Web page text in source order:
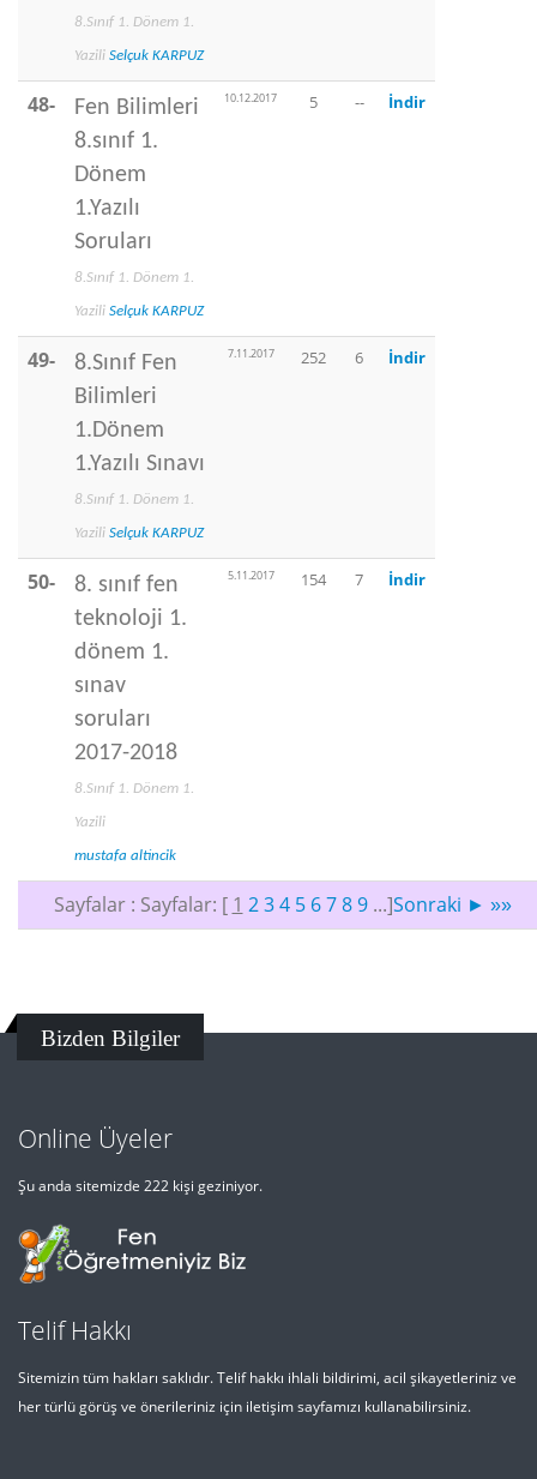
8.Sınıf 1. Dönem 1.
Yazili Selçuk KARPUZ
48-
Fen Bilimleri
8.sınıf 1.
Dönem
1.Yazılı
Soruları
8.Sınıf 1. Dönem 1.
Yazili Selçuk KARPUZ
10.12.2017 5 -- İndir
49-
8.Sınıf Fen
Bilimleri
1.Dönem
1.Yazılı Sınavı
8.Sınıf 1. Dönem 1.
Yazili Selçuk KARPUZ
7.11.2017 252 6 İndir
50-
8. sınıf fen
teknoloji 1.
dönem 1.
sınav
soruları
2017-2018
8.Sınıf 1. Dönem 1.
Yazili
mustafa altincik
5.11.2017 154 7 İndir
Sayfalar : Sayfalar: [ 1 2 3 4 5 6 7 8 9...]Sonraki ► »»
Bizden Bilgiler
Online Üyeler
Şu anda sitemizde 222 kişi geziniyor.
Telif Hakkı
Sitemizin tüm hakları saklıdır. Telif hakkı ihlali bildirimi, acil şikayetleriniz ve
her türlü görüş ve önerileriniz için iletişim sayfamızı kullanabilirsiniz.